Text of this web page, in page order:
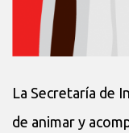
La Secretaría de
de animar y